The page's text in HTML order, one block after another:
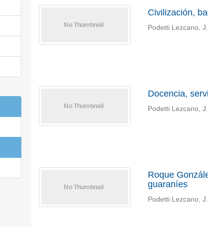
Civilización,
Podetti Lezcano,
Docencia,
Podetti Lezcano,
Roque
guaraníes
Podetti Lezcano,